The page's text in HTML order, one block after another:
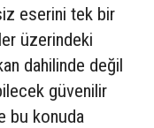
eserini tek bir
üzerindeki
dahilinde değil
güvenilir
bu konuda